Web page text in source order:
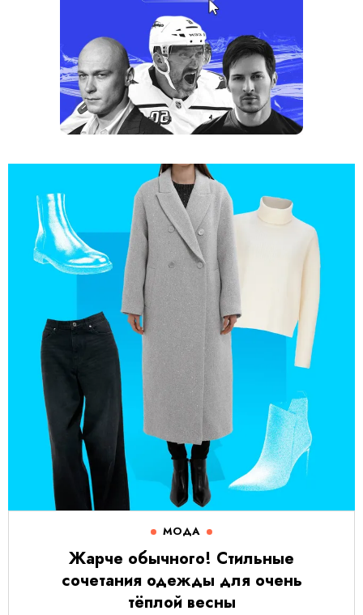
МОДА
Жарче обычного! Стильные
сочетания одежды для очень
тёплой весны